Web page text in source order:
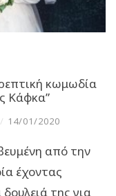
κωμωδία
Κάφκα”
/ 14/01/2020
από την
έχοντας
της για